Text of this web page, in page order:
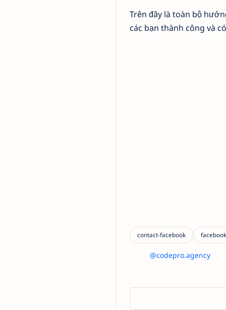
Trên đây là toàn bộ
các bạn thành công và
@codepro.agency